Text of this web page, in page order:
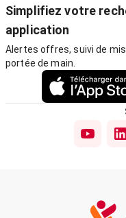
Simplifiez votre
application
Alertes offres, suivi de
portée de main.